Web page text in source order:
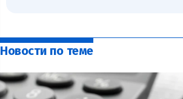
Новости по теме